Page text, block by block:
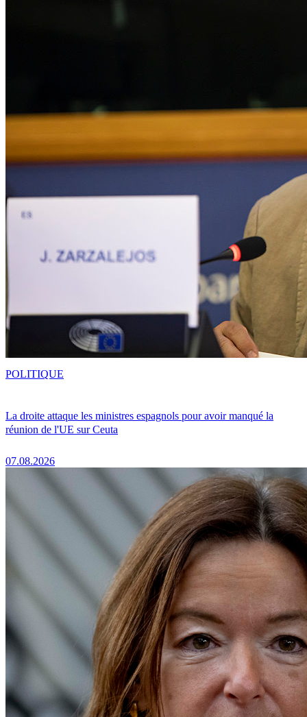
La droite attaque les ministres espagnols pour avoir manqué la
réunion de l'UE sur Ceuta
07.08.2026
POLITIQUE